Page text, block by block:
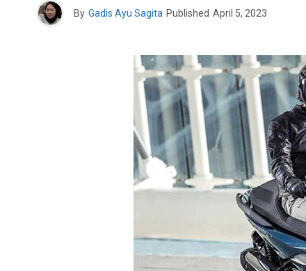
By Gadis Ayu Sagita Published April 5, 2023